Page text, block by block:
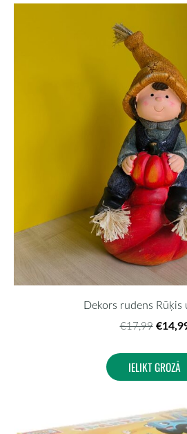
Dekors rudens Rūķis
€17,99
IELIKT GROZĀ